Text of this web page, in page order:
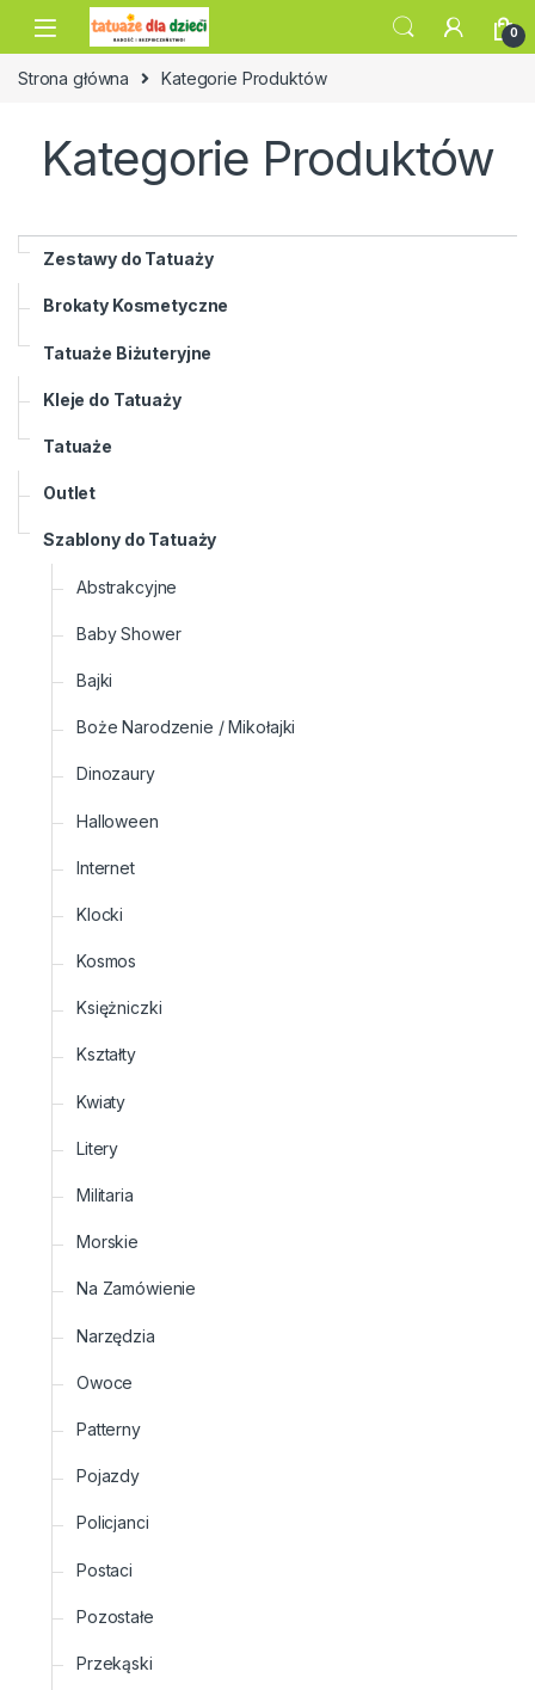
Skip to navigation
Skip to content
0
Strona główna Kategorie Produktów
Kategorie Produktów
Zestawy do Tatuaży
Brokaty Kosmetyczne
Tatuaże Biżuteryjne
Kleje do Tatuaży
Tatuaże
Outlet
Szablony do Tatuaży
Abstrakcyjne
Baby Shower
Bajki
Boże Narodzenie / Mikołajki
Dinozaury
Halloween
Internet
Klocki
Kosmos
Księżniczki
Kształty
Kwiaty
Litery
Militaria
Morskie
Na Zamówienie
Narzędzia
Owoce
Patterny
Pojazdy
Policjanci
Postaci
Pozostałe
Przekąski